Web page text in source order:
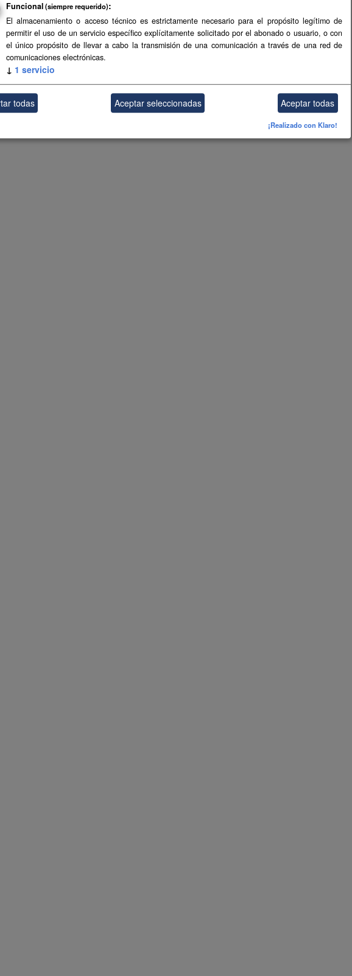
Funcional (siempre requerido)
El almacenamiento o acceso técnico es estrictamente necesario para el propósito legítimo de
permitir el uso de un servicio específico explícitamente solicitado por el abonado o usuario, o con
el único propósito de llevar a cabo la transmisión de una comunicación a través de una red de
comunicaciones electrónicas.
↓ 1 servicio
todas Aceptar seleccionadas Aceptar todas
¡Realizado con Klaro!